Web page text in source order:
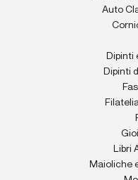
Auto
Dipinti
Dipinti
Libri
Maioliche